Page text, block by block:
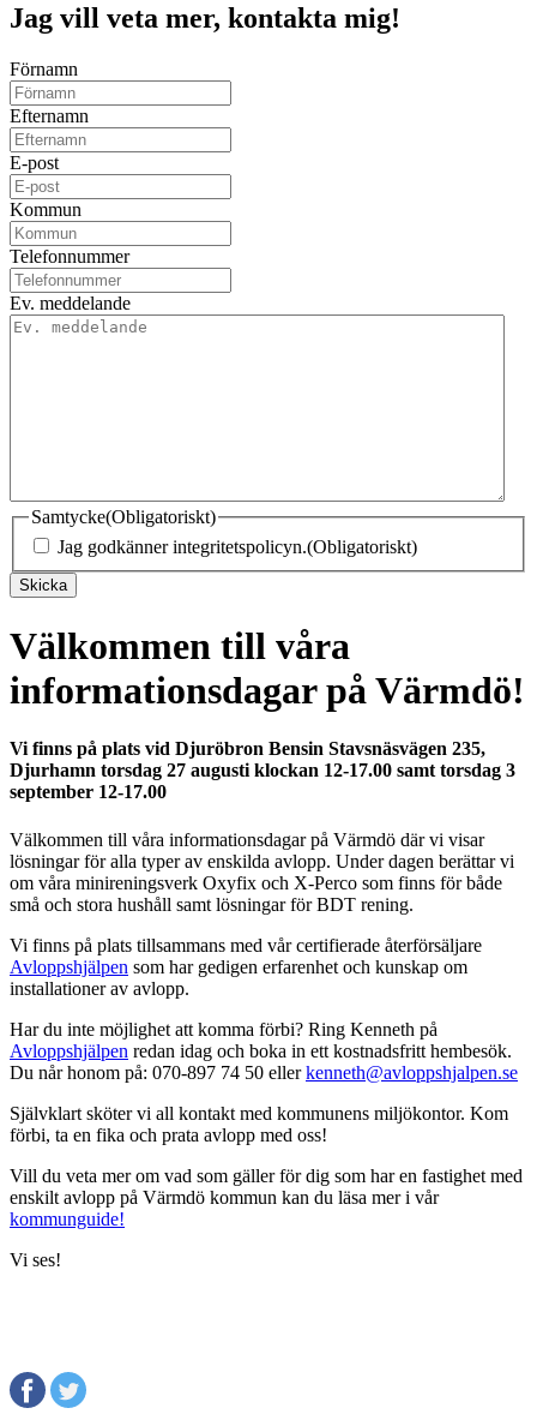
Jag vill veta mer, kontakta mig!
Förnamn
Efternamn
E-post
Kommun
Telefonnummer
Ev. meddelande
Samtycke(Obligatoriskt)
Jag godkänner integritetspolicyn.(Obligatoriskt)
Skicka
Välkommen till våra
informationsdagar på Värmdö!
Vi finns på plats vid Djuröbron Bensin Stavsnäsvägen 235,
Djurhamn torsdag 27 augusti klockan 12-17.00 samt torsdag 3
september 12-17.00
Välkommen till våra informationsdagar på Värmdö där vi visar
lösningar för alla typer av enskilda avlopp. Under dagen berättar vi
om våra minireningsverk Oxyfix och X-Perco som finns för både
små och stora hushåll samt lösningar för BDT rening.
Vi finns på plats tillsammans med vår certifierade återförsäljare
Avloppshjälpen som har gedigen erfarenhet och kunskap om
installationer av avlopp.
Har du inte möjlighet att komma förbi? Ring Kenneth på
Avloppshjälpen redan idag och boka in ett kostnadsfritt hembesök.
Du når honom på: 070-897 74 50 ellerkenneth@avloppshjalpen.se
Självklart sköter vi all kontakt med kommunens miljökontor. Kom
förbi, ta en fika och prata avlopp med oss!
Vill du veta mer om vad som gäller för dig som har en fastighet med
enskilt avlopp på Värmdö kommun kan du läsa mer i vår
kommunguide!
Vi ses!